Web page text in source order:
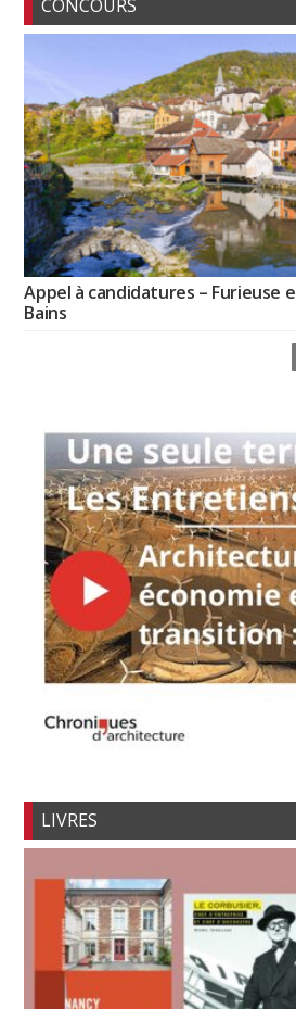
CONCOURS
Appel à candidatures – Furieuse
Bains
LIVRES